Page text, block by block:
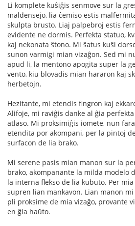
Li komplete kuŝiĝis senmove sur la
maldensejo, lia ĉemiso estis
skulpta brusto. Liaj palpebroj estis
evidente ne dormis. Perfekta statuo,
kaj nekonata ŝtono. Mi ŝatus kuŝi
sunon varmigi mian vizaĝon. Sed mi
apud li, la mentono apogita super la
vento, kiu blovadis mian hararon kaj
herbetojn.
Hezitante, mi etendis fingron kaj
Alifoje, mi raviĝis danke al ĝia
atlaso. Mi proksimiĝis iomete, nun
etendita por akompani, per la pintoj
surfacon de lia brako.
Mi serene pasis mian manon sur la
brako, akompanante la milda modelo
la interna flekso de lia kubuto. Per
supren lian mankavon. Lian manon
pli proksime de mia vizaĝo, provante
en ĝia haŭto.